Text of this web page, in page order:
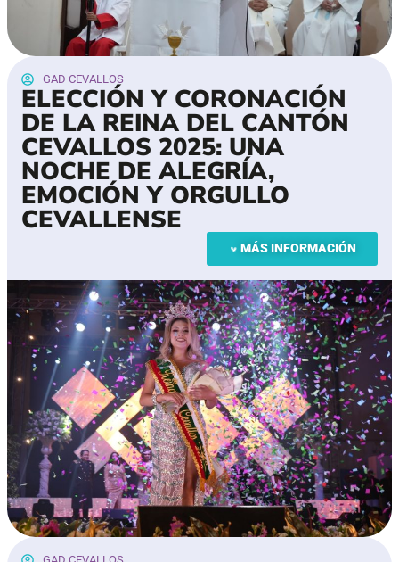
GAD CEVALLOS
ELECCIÓN Y CORONACIÓN
DE LA REINA DEL CANTÓN
CEVALLOS 2025: UNA
NOCHE DE ALEGRÍA,
EMOCIÓN Y ORGULLO
CEVALLENSE
MÁS INFORMACIÓN